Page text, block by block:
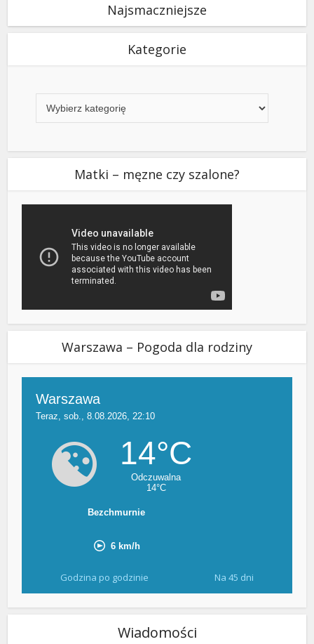
Najsmaczniejsze
Kategorie
Matki – męzne czy szalone?
Warszawa – Pogoda dla rodziny
Godzina po godzinie Na 45 dni
Wiadomości